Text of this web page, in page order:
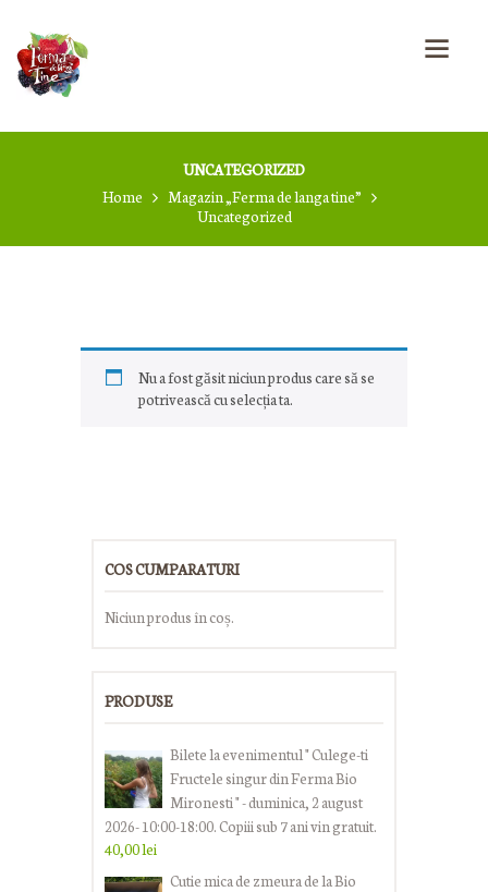
UNCATEGORIZED
Home
Magazin „Ferma de langa tine”
Uncategorized
CONTACT
Nu a fost găsit niciun produs care să se
potrivească cu selecția ta.
COS CUMPARATURI
Niciun produs în coș.
PRODUSE
Bilete la evenimentul " Culege-ti
Fructele singur din Ferma Bio
Mironesti " - duminica, 2 august
2026- 10:00-18:00. Copiii sub 7 ani vin gratuit.
40,00lei
Cutie mica de zmeura de la Bio